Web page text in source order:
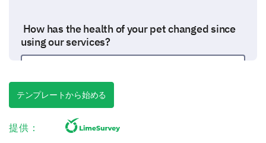
How has the health of your pet changed since
using our services?
Evaluating Our Client Service
Your opinions about our client service staff are
テンプレートから始める
提供：